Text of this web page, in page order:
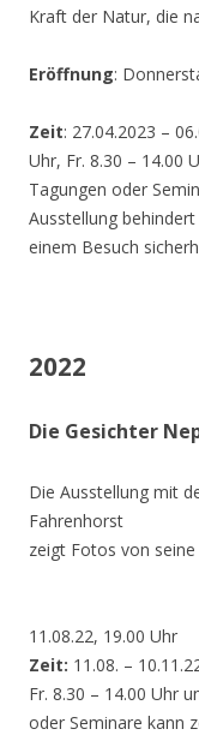
Kraft der Natur, die
Eröffnung:
Zeit: 27.04.2023 –
Uhr, Fr. 8.30 – 14.00
Tagungen oder
Ausstellung
einem Besuch
2022
Die Gesichter
Die Ausstellung mit
Fahrenhorst
zeigt Fotos von
11.08.22, 19.00 Uhr
Zeit: 11.08. –
Fr. 8.30 – 14.00 Uhr
oder Seminare kann